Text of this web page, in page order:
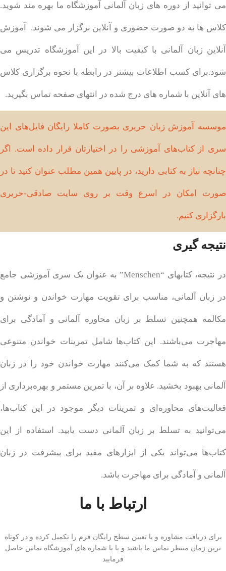
می توانید از دوره های زبان آلمانی آموزشگاه ما بهره مند شوید.
کلاس ها به دو صورت حضوری و آنلاین برگزار می شوند. آموزش
آنلاین زبان آلمانی با کیفیت بالا در این آموزشگاه تدریس می
شود.برای کسب اطلاعات بیشتر در رابطه با نحوه برگزاری کلاس
های آنلاین با شماره های درج شده در انتهای صفحه تماس بگیرید.
موسسه آموزش زبان حریری بصورت کاملا رایگان فایل‌های این
سری از کتاب‌های آموزشی را در اختیارتان قرار داده است. اگر
چنانچه نیاز به کتابی دارید، در پایین همین مطلب عنوان کنید تا در
صورت امکان در اسرع وقت بر روی سایت صادقی-حریری
بارگزاری کنیم.
نتیجه گیری
در نتیجه، کتابهای “Menschen” به عنوان یک سری آموزشی جامع
در زبان آلمانی، مناسب برای تقویت مهارت خواندن و نوشتن و
مکالمه همچنین تسلط بر زبان محاوره آلمانی و آمادگی برای
مهاجرت می‌باشند. این کتاب‌ها شامل تمرینات خواندن متنوعی
هستند که به شما کمک می‌کنند مهارت خواندن خود را در زبان
آلمانی بهبود بخشید. علاوه بر آن، با تمرین مستمر و بهره‌برداری از
فعالیت‌های محاوره‌ای و تمرینات دیگر موجود در این کتاب‌ها،
می‌توانید به تسلط بر زبان آلمانی دست یابید. استفاده از این
کتاب‌ها می‌تواند یکی از ابزارهای مفید برای پیشرفت در زبان
آلمانی و آمادگی برای مهاجرت باشد.
ارتباط با ما
برای دریافت مشاوره و یا تعیین سطح رایگان فرم را تکمیل کرده و در کوتاه
ترین زمان منتظر تماس ما باشید و یا با شماره های آموزشگاه تماس حاصل
فرمایید